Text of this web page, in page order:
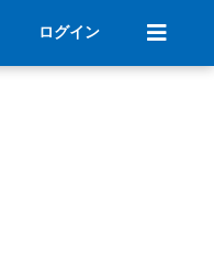
ログイン